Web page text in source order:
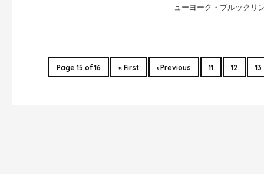
ューヨーク・ブルックリ
Page 15 of 16 « First ‹ Previous 11 12 13